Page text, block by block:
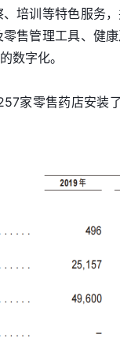
培训等特色服务
售管理工具、健
数字化。
家零售药店安装